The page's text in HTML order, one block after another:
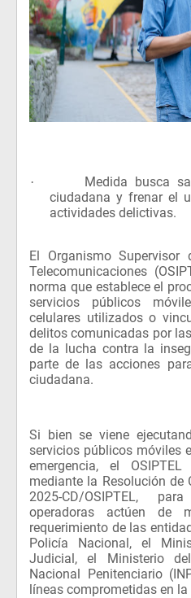
·
Medida busca
ciudadana y frenar el
actividades delictivas.
El Organismo Supervisor
Telecomunicaciones
norma que establece el
servicios públicos
celulares utilizados o
delitos comunicadas por
de la lucha contra la
parte de las acciones
ciudadana.
Si bien se viene
servicios públicos móviles
emergencia, el
mediante la Resolución de
2025-CD/OSIPTEL,
operadoras actúen de
requerimiento de las
Policía Nacional, el
Judicial, el Ministerio
Nacional Penitenciario
líneas comprometidas en